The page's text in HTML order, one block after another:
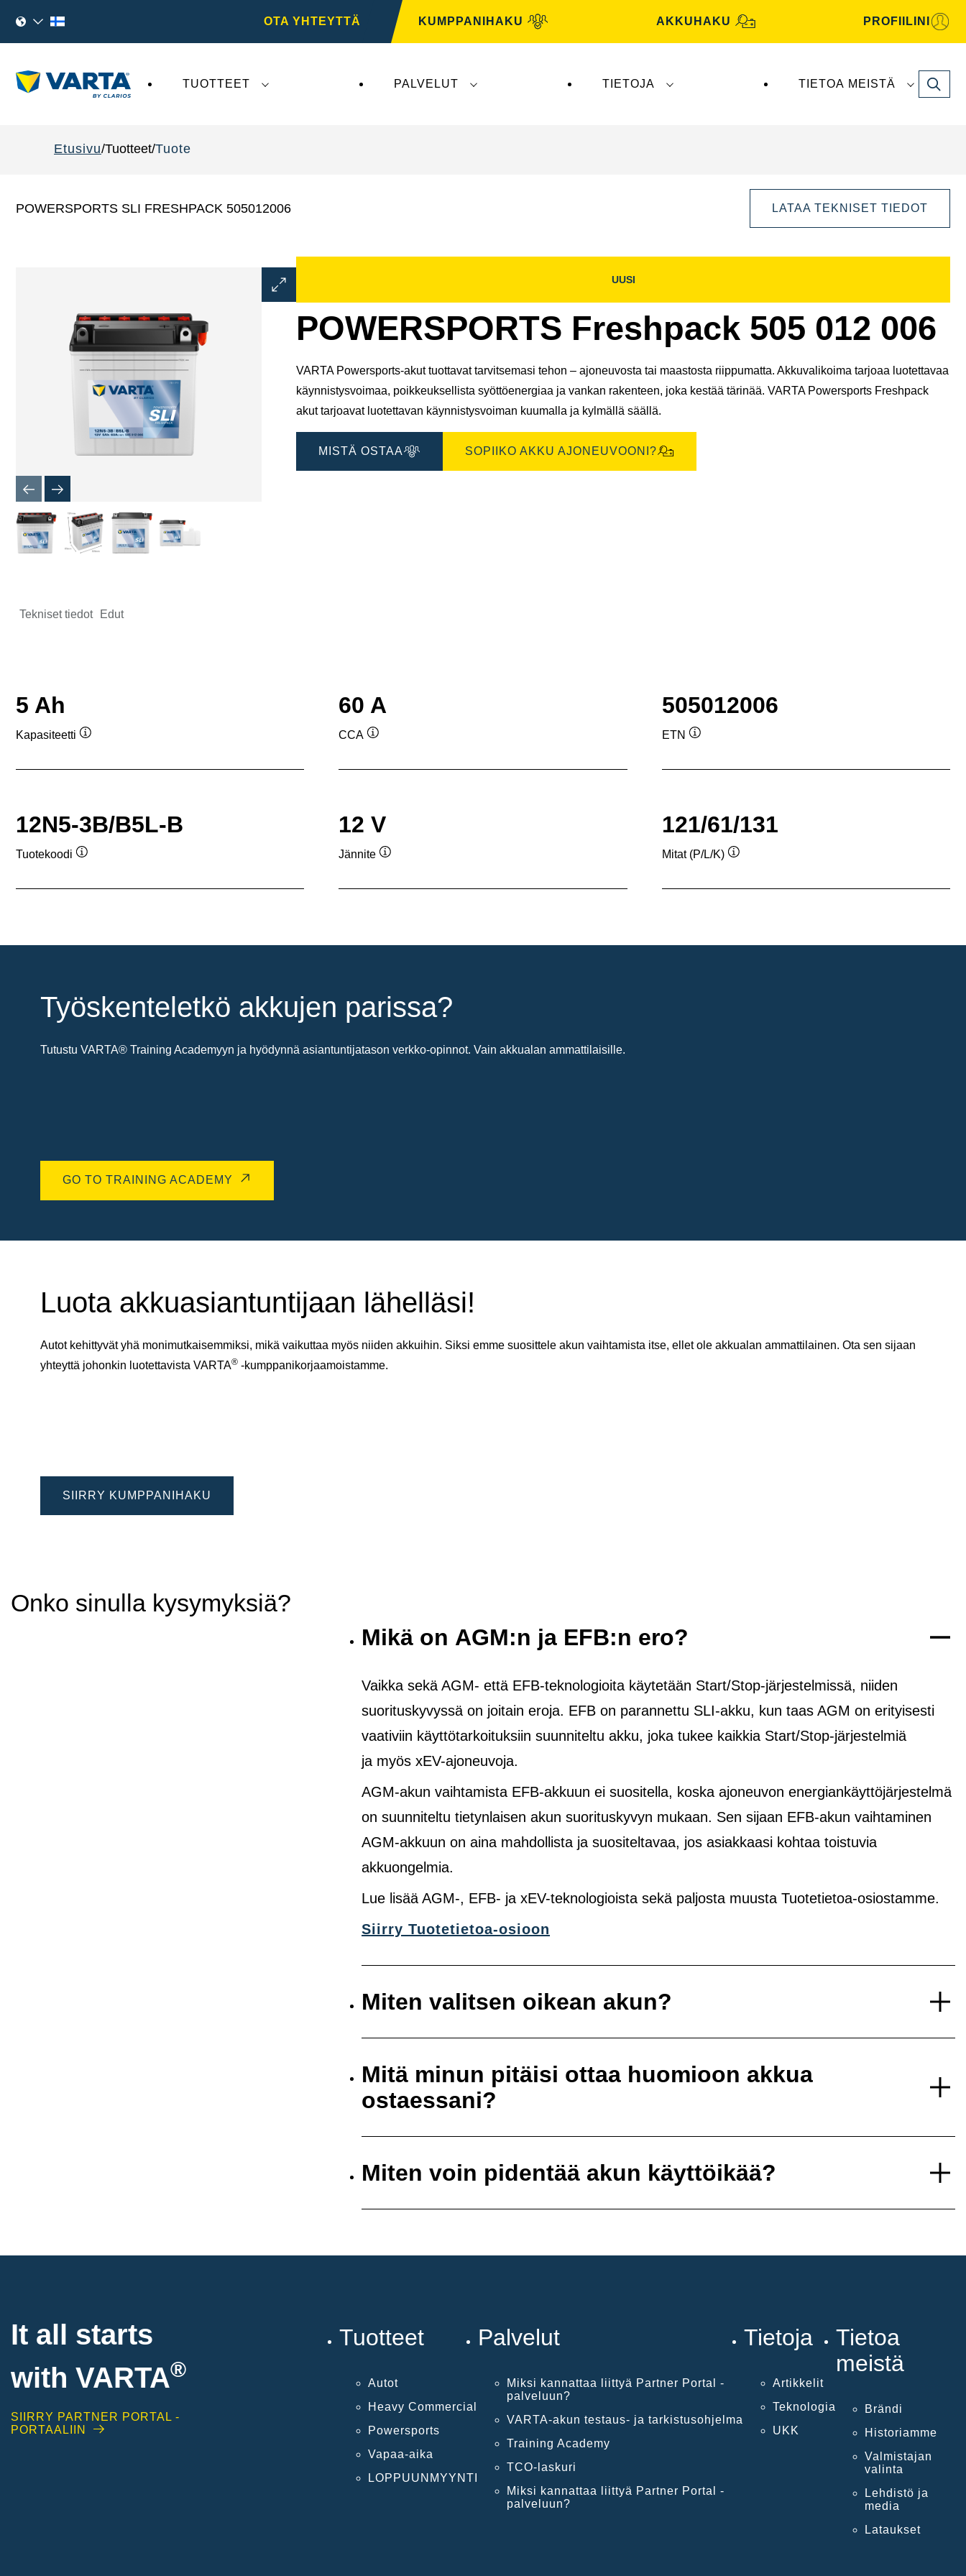
OTA YHTEYTTÄ KUMPPANIHAKU AKKUHAKU PROFIILINI
TUOTTEET PALVELUT TIETOJA TIETOA MEISTÄ Search
Etusivu Tuotteet Tuote
POWERSPORTS SLI FRESHPACK 505012006 LATAA TEKNISET TIEDOT
Avaa
kuvaikkuna
UUSI
POWERSPORTS Freshpack 505 012 006
VARTA Powersports-akut tuottavat tarvitsemasi tehon – ajoneuvosta tai maastosta riippumatta. Akkuvalikoima tarjoaa luotettavaa
käynnistysvoimaa, poikkeuksellista syöttöenergiaa ja vankan rakenteen, joka kestää tärinää. VARTA Powersports Freshpack
akut tarjoavat luotettavan käynnistysvoiman kuumalla ja kylmällä säällä.
MISTÄ OSTAA SOPIIKO AKKU AJONEUVOONI?
Tekniset tiedot Edut
5 Ah
Kapasiteetti
60 A
CCA
505012006
ETN
12N5-3B/B5L-B
Tuotekoodi
12 V
Jännite
121/61/131
Mitat (P/L/K)
Työskenteletkö akkujen parissa?
Tutustu VARTA® Training Academyyn ja hyödynnä asiantuntijatason verkko-opinnot. Vain akkualan ammattilaisille.
GO TO TRAINING ACADEMY
Luota akkuasiantuntijaan lähelläsi!
Autot kehittyvät yhä monimutkaisemmiksi, mikä vaikuttaa myös niiden akkuihin. Siksi emme suosittele akun vaihtamista itse, ellet ole akkualan ammattilainen. Ota sen sijaan
yhteyttä johonkin luotettavista VARTA® -kumppanikorjaamoistamme.
SIIRRY KUMPPANIHAKU
Onko sinulla kysymyksiä?
Mikä on AGM:n ja EFB:n ero?
Vaikka sekä AGM- että EFB-teknologioita käytetään Start/Stop-järjestelmissä, niiden
suorituskyvyssä on joitain eroja. EFB on parannettu SLI-akku, kun taas AGM on erityisesti
vaativiin käyttötarkoituksiin suunniteltu akku, joka tukee kaikkia Start/Stop-järjestelmiä
ja myös xEV-ajoneuvoja.
AGM-akun vaihtamista EFB-akkuun ei suositella, koska ajoneuvon energiankäyttöjärjestelmä
on suunniteltu tietynlaisen akun suorituskyvyn mukaan. Sen sijaan EFB-akun vaihtaminen
AGM-akkuun on aina mahdollista ja suositeltavaa, jos asiakkaasi kohtaa toistuvia
akkuongelmia.
Lue lisää AGM-, EFB- ja xEV-teknologioista sekä paljosta muusta Tuotetietoa-osiostamme.
Siirry Tuotetietoa-osioon
Miten valitsen oikean akun?
Mitä minun pitäisi ottaa huomioon akkua
ostaessani?
Miten voin pidentää akun käyttöikää?
It all starts
with VARTA®
SIIRRY PARTNER PORTAL -
PORTAALIIN
Tuotteet
Autot
Heavy Commercial
Powersports
Vapaa-aika
LOPPUUNMYYNTI
Palvelut
Miksi kannattaa liittyä Partner Portal -
palveluun?
VARTA-akun testaus- ja tarkistusohjelma
Training Academy
TCO-laskuri
Miksi kannattaa liittyä Partner Portal -
palveluun?
Tietoja
Artikkelit
Teknologia
UKK
Tietoa
meistä
Brändi
Historiamme
Valmistajan
valinta
Lehdistö ja
media
Lataukset